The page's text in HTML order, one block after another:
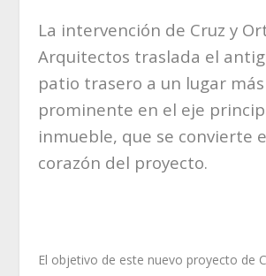
La intervención de Cruz y
Arquitectos traslada el
patio trasero a un lugar más
prominente en el eje
inmueble, que se convierte
corazón del proyecto.
El objetivo de este nuevo proyecto de